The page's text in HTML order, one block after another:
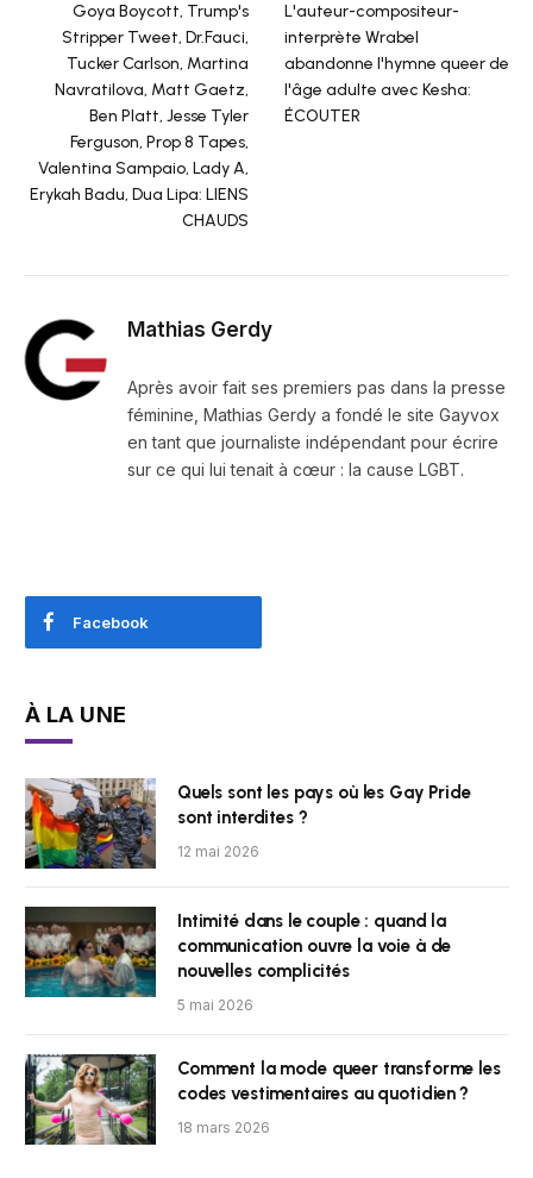
Goya Boycott, Trump's
Stripper Tweet, Dr.Fauci,
Tucker Carlson, Martina
Navratilova, Matt Gaetz,
Ben Platt, Jesse Tyler
Ferguson, Prop 8 Tapes,
Valentina Sampaio, Lady A,
Erykah Badu, Dua Lipa: LIENS
CHAUDS
L'auteur-compositeur-
interprète Wrabel
abandonne l'hymne queer de
l'âge adulte avec Kesha:
ÉCOUTER
Mathias Gerdy
Après avoir fait ses premiers pas dans la presse
féminine, Mathias Gerdy a fondé le site Gayvox
en tant que journaliste indépendant pour écrire
sur ce qui lui tenait à cœur : la cause LGBT.
Facebook
À LA UNE
Quels sont les pays où les Gay Pride
sont interdites ?
12 mai 2026
Intimité dans le couple : quand la
communication ouvre la voie à de
nouvelles complicités
5 mai 2026
Comment la mode queer transforme les
codes vestimentaires au quotidien ?
18 mars 2026